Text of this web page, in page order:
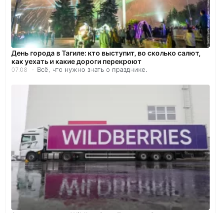
День города в Тагиле: кто выступит, во сколько салют,
как уехать и какие дороги перекроют
07.08 Всё, что нужно знать о празднике.